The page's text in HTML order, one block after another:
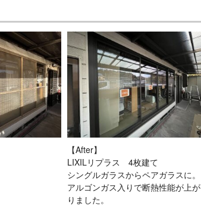
【After】
LIXILリプラス 4枚建て
シングルガラスからペアガラスに。
アルゴンガス入りで断熱性能が上が
りました。